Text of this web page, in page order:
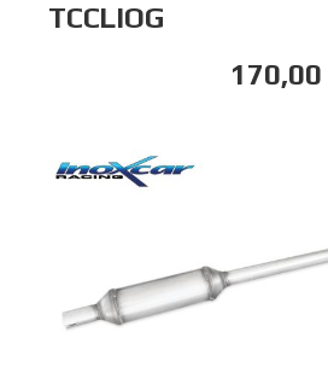
TCCLIOG
170,00